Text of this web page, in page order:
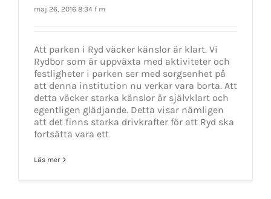
maj 26, 2016 8:34 f m
Att parken i Ryd väcker känslor är klart. Vi
Rydbor som är uppväxta med aktiviteter och
festligheter i parken ser med sorgsenhet på
att denna institution nu verkar vara borta. Att
detta väcker starka känslor är självklart och
egentligen glädjande. Detta visar nämligen
att det finns starka drivkrafter för att Ryd ska
fortsätta vara ett
Läs mer